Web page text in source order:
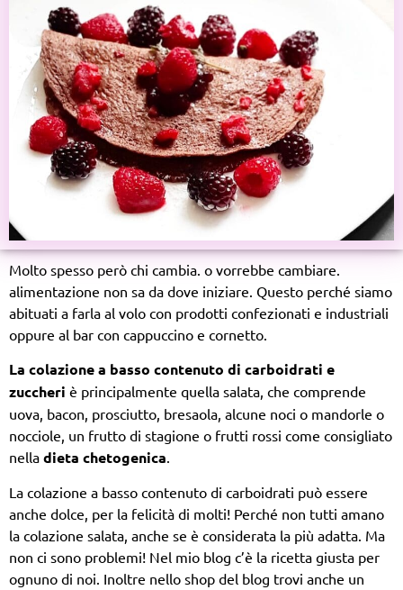
Molto spesso però chi cambia. o vorrebbe cambiare.
alimentazione non sa da dove iniziare. Questo perché siamo
abituati a farla al volo con prodotti confezionati e industriali
oppure al bar con cappuccino e cornetto.
La colazione a basso contenuto di carboidrati e
zuccheri è principalmente quella salata, che comprende
uova, bacon, prosciutto, bresaola, alcune noci o mandorle o
nocciole, un frutto di stagione o frutti rossi come consigliato
nella dieta chetogenica
La colazione a basso contenuto di carboidrati può essere
anche dolce, per la felicità di molti! Perché non tutti amano
la colazione salata, anche se è considerata la più adatta. Ma
non ci sono problemi! Nel mio blog c’è la ricetta giusta per
ognuno di noi. Inoltre nello shop del blog trovi anche un